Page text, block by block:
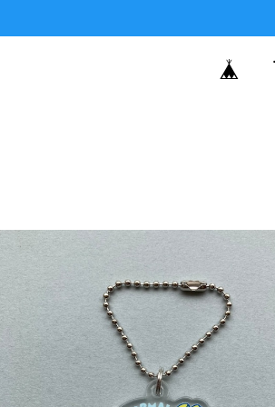
by age 18 オリジナルキーホルダー